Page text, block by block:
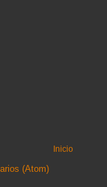
Inicio
(Atom)